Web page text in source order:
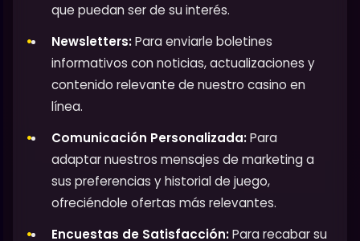
que puedan ser de su interés.
Newsletters:Para enviarle boletines
informativos con noticias, actualizaciones y
contenido relevante de nuestro casino en
línea.
Comunicación Personalizada:Para
adaptar nuestros mensajes de marketing a
sus preferencias y historial de juego,
ofreciéndole ofertas más relevantes.
Encuestas de Satisfacción:Para recabar su